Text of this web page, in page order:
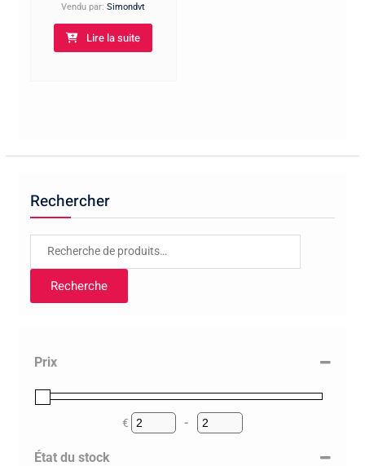
Vendu par:Simondvt
Lire la suite
Rechercher
Recherche
Recherche
Prix
€
Minimum Price
-
Maximum Price
État du stock